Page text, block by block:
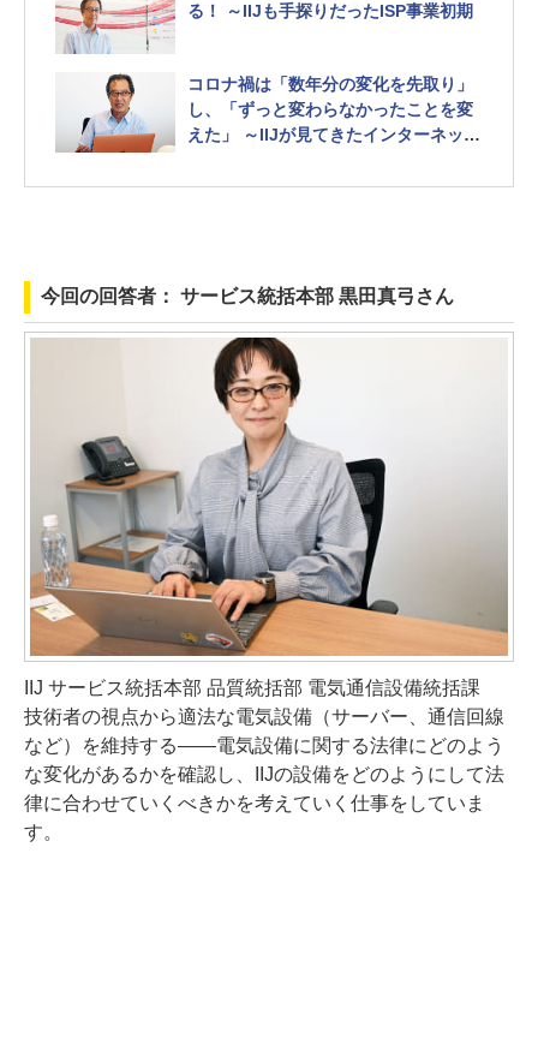
る！ ～IIJも手探りだったISP事業初期
コロナ禍は「数年分の変化を先取り」
し、「ずっと変わらなかったことを変
えた」 ～IIJが見てきたインターネット
今回の回答者： サービス統括本部 黒田真弓さん
IIJ サービス統括本部 品質統括部 電気通信設備統括課
技術者の視点から適法な電気設備（サーバー、通信回線
など）を維持する――電気設備に関する法律にどのよう
な変化があるかを確認し、IIJの設備をどのようにして法
律に合わせていくべきかを考えていく仕事をしていま
す。